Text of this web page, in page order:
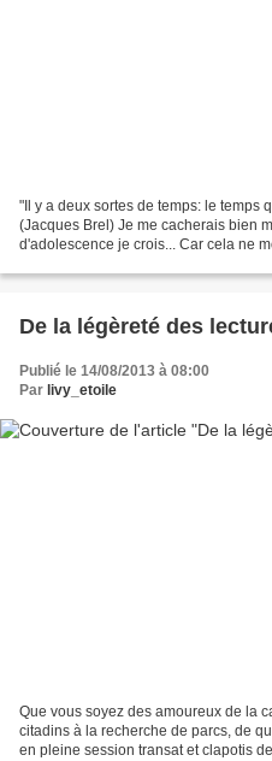
"Il y a deux sortes de temps: le temps
(Jacques Brel) Je me cacherais bien
d'adolescence je crois... Car cela ne
De la légèreté des
Publié le 14/08/2013 à 08:00
Par livy_etoile
Que vous soyez des amoureux de la
citadins à la recherche de parcs, de
en pleine session transat et clapotis